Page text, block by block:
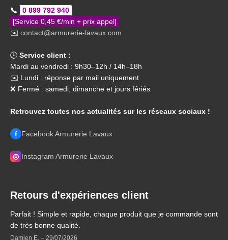
📞
0 899 792 940
[Service 0,45 €/min + prix appel]
✉️ contact@armurerie-lavaux.com
🕒 Service client :
Mardi au vendredi : 9h30–12h / 14h–18h
✉️ Lundi : réponse par mail uniquement
❌ Fermé : samedi, dimanche et jours fériés
Retrouvez toutes nos actualités sur les réseaux sociaux !
f Facebook Armurerie Lavaux
◎ Instagram Armurerie Lavaux
Retours d'expériences client
Parfait ! Simple et rapide, chaque produit que je commande sont
de très bonne qualité.
Damien E. – 29/07/2026